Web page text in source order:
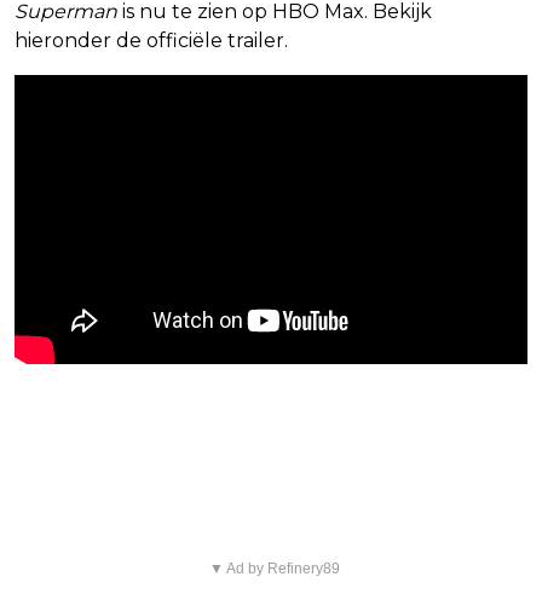
Superman is nu te zien op HBO Max. Bekijk
hieronder de officiële trailer.
▼ Ad by Refinery89